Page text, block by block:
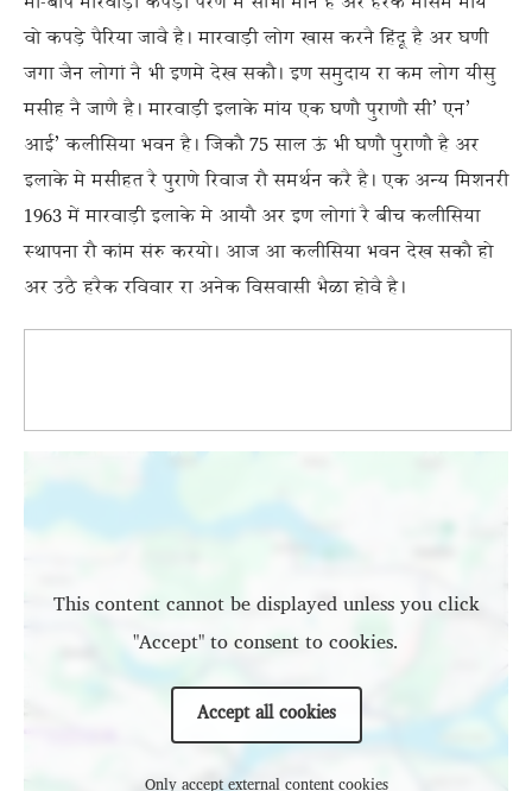
वो कपड़े पैरिया जावै है। मारवाड़ी लोग खास करनै हिंदू है अर घणी
जगा जैन लोगां नै भी इणमे देख सकौ। इण समुदाय रा कम लोग यीसु
मसीह नै जाणै है। मारवाड़ी इलाके मांय एक घणौ पुराणौ सी’ एन’
आई’ कलीसिया भवन है। जिकौ 75 साल ऊं भी घणौ पुराणौ है अर
इलाके मे मसीहत रै पुराणे रिवाज रौ समर्थन करै है। एक अन्य मिशनरी
1963 में मारवाड़ी इलाके मे आयौ अर इण लोगां रै बीच कलीसिया
स्थापना रौ कांम संरु करयो। आज आ कलीसिया भवन देख सकौ हो
अर उठै हरैक रविवार रा अनेक विसवासी भैळा होवै है।
This content cannot be displayed unless you click
"Accept" to consent to cookies.
Accept all cookies